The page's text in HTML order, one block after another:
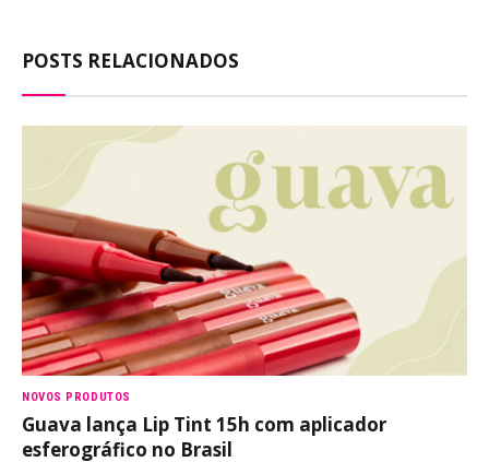
POSTS RELACIONADOS
NOVOS PRODUTOS
Guava lança Lip Tint 15h com aplicador
esferográfico no Brasil